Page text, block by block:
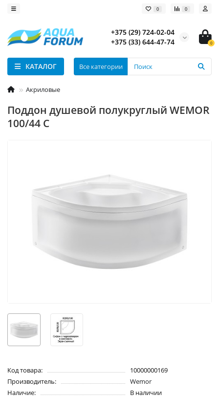
0 0
+375 (29) 724-02-04
+375 (33) 644-47-74
0
КАТАЛОГ Все категории
Акриловые
Поддон душевой полукруглый WEMOR
100/44 C
Код товара:
10000000169
Производитель:
Wemor
Наличие:
В наличии